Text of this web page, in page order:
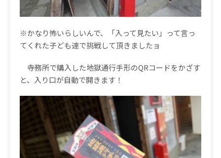
※かなり怖いらしいんで、「入って見たい」って言っ
てくれた子ども達で挑戦して頂きましたョ
寺務所で購入した地獄通行手形のQRコードをかざす
と、入り口が自動で開きます！